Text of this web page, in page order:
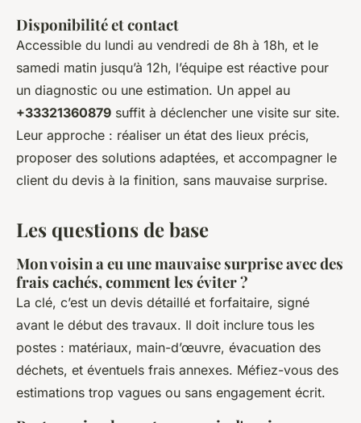
Disponibilité et contact
Accessible du lundi au vendredi de 8h à 18h, et le
samedi matin jusqu’à 12h, l’équipe est réactive pour
un diagnostic ou une estimation. Un appel au
+33321360879 suffit à déclencher une visite sur site.
Leur approche : réaliser un état des lieux précis,
proposer des solutions adaptées, et accompagner le
client du devis à la finition, sans mauvaise surprise.
Les questions de base
Mon voisin a eu une mauvaise surprise avec des
frais cachés, comment les éviter ?
La clé, c’est un devis détaillé et forfaitaire, signé
avant le début des travaux. Il doit inclure tous les
postes : matériaux, main-d’œuvre, évacuation des
déchets, et éventuels frais annexes. Méfiez-vous des
estimations trop vagues ou sans engagement écrit.